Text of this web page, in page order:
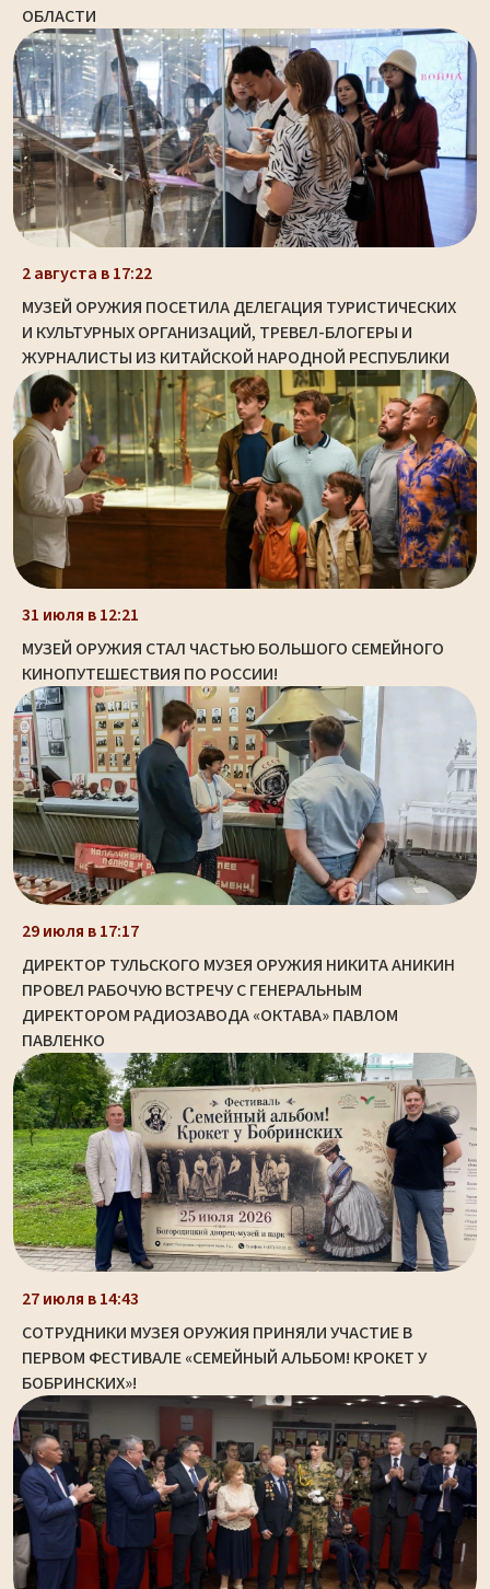
ОБЛАСТИ
2 августа в 17:22
МУЗЕЙ ОРУЖИЯ ПОСЕТИЛА ДЕЛЕГАЦИЯ ТУРИСТИЧЕСКИХ
И КУЛЬТУРНЫХ ОРГАНИЗАЦИЙ, ТРЕВЕЛ-БЛОГЕРЫ И
ЖУРНАЛИСТЫ ИЗ КИТАЙСКОЙ НАРОДНОЙ РЕСПУБЛИКИ
31 июля в 12:21
МУЗЕЙ ОРУЖИЯ СТАЛ ЧАСТЬЮ БОЛЬШОГО СЕМЕЙНОГО
КИНОПУТЕШЕСТВИЯ ПО РОССИИ!
29 июля в 17:17
ДИРЕКТОР ТУЛЬСКОГО МУЗЕЯ ОРУЖИЯ НИКИТА АНИКИН
ПРОВЕЛ РАБОЧУЮ ВСТРЕЧУ С ГЕНЕРАЛЬНЫМ
ДИРЕКТОРОМ РАДИОЗАВОДА «ОКТАВА» ПАВЛОМ
ПАВЛЕНКО
27 июля в 14:43
СОТРУДНИКИ МУЗЕЯ ОРУЖИЯ ПРИНЯЛИ УЧАСТИЕ В
ПЕРВОМ ФЕСТИВАЛЕ «СЕМЕЙНЫЙ АЛЬБОМ! КРОКЕТ У
БОБРИНСКИХ»!